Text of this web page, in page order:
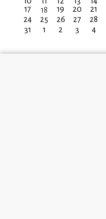
17
18 19 20 21
24
25 26 27 28
31
1 2 3 4